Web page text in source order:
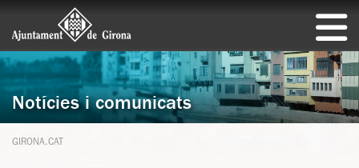
Notícies i comunicats
GIRONA.CAT